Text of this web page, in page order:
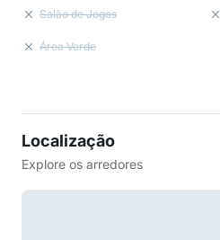
Salão de Jogos
Área Verde
Localização
Explore os arredores